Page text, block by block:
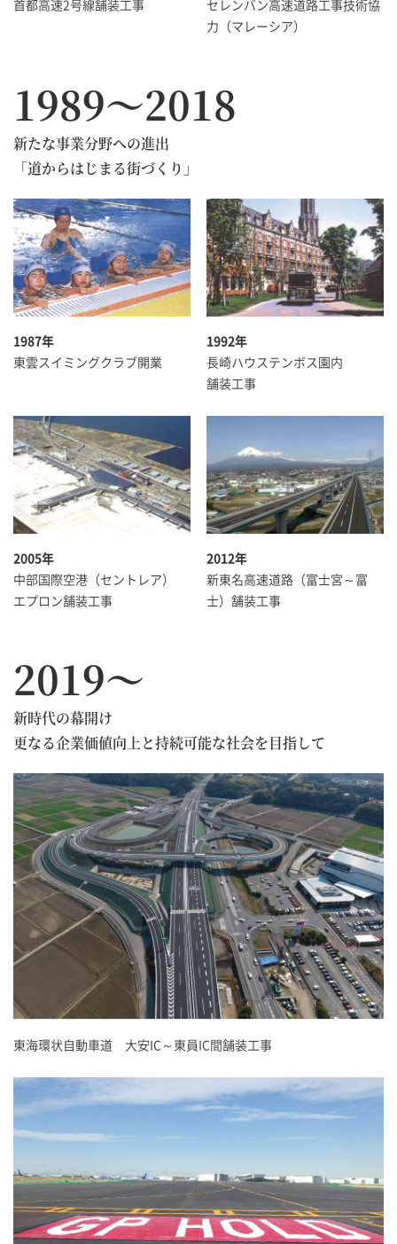
首都高速2号線舗装工事
セレンバン高速道路工事技術協
力（マレーシア）
1989～2018
新たな事業分野への進出
「道からはじまる街づくり」
1987年
東雲スイミングクラブ開業
1992年
長崎ハウステンボス園内
舗装工事
2005年
中部国際空港（セントレア）
エプロン舗装工事
2012年
新東名高速道路（富士宮～富
士）舗装工事
2019～
新時代の幕開け
更なる企業価値向上と持続可能な社会を目指して
東海環状自動車道 大安IC～東員IC間舗装工事